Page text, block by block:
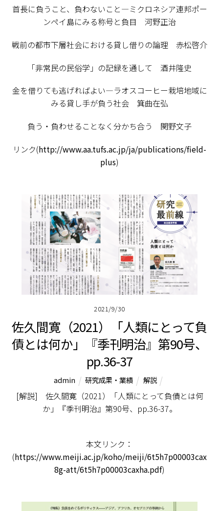
首長に負うこと、負わないこと―ミクロネシア連邦ポー
ンペイ島にみる称号と負目 河野正治
戦前の都市下層社会における貸し借りの論理 赤松啓介
「非常民の民俗学」の記録を通して 酒井隆史
金を借りても逃げればよい―ラオスコーヒー栽培地域に
みる貸し手が負う社会 箕曲在弘
負う・負わせることなく分かち合う 関野文子
リンク(http://www.aa.tufs.ac.jp/ja/publications/field-
plus)
2021/9/30
佐久間寛（2021）「人類にとって負
債とは何か」『季刊明治』第90号、
pp.36-37
admin 研究成果・業績 解説
[解説] 佐久間寛（2021）「人類にとって負債とは何
か」『季刊明治』第90号、pp.36-37。
本文リンク：
(https://www.meiji.ac.jp/koho/meiji/6t5h7p00003cax
8g-att/6t5h7p00003caxha.pdf)